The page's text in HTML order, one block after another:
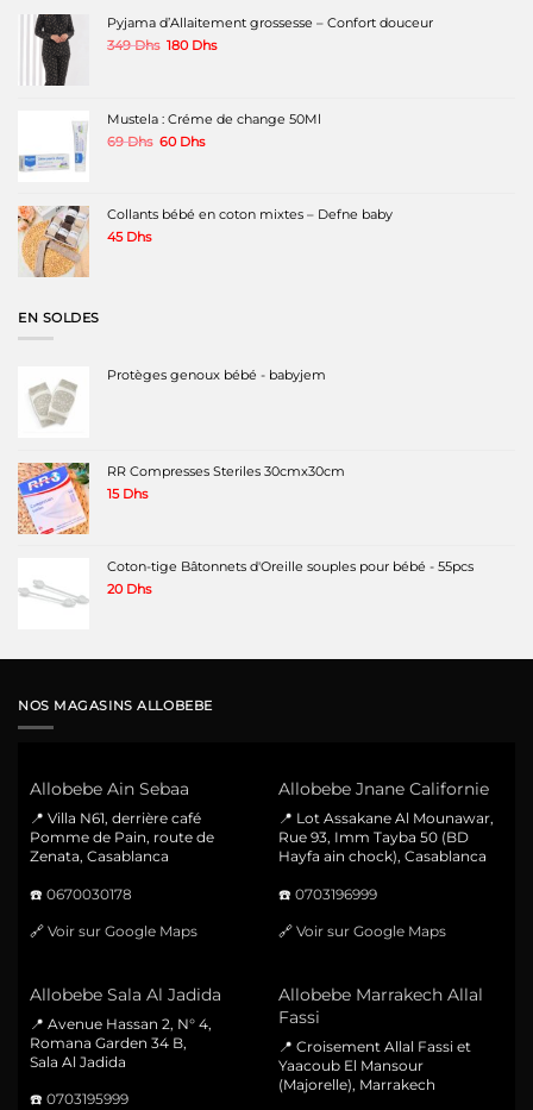
Pyjama d’Allaitement grossesse – Confort douceur
349Dhs Le
349 Dhs.
180 DhsLe
180 Dhs.
Mustela : Créme de change 50Ml
69Dhs Le
69 Dhs.
60 DhsLe
60 Dhs.
Collants bébé en coton mixtes – Defne baby
45 Dhs
EN SOLDES
Protèges genoux bébé - babyjem
RR Compresses Steriles 30cmx30cm
15 Dhs
Coton-tige Bâtonnets d'Oreille souples pour bébé - 55pcs
20 Dhs
NOS MAGASINS ALLOBEBE
Allobebe Ain Sebaa
📍 Villa N61, derrière café
Pomme de Pain, route de
Zenata, Casablanca
☎️ 0670030178
🔗 Voir sur Google Maps
Allobebe Jnane Californie
📍 Lot Assakane Al Mounawar,
Rue 93, Imm Tayba 50 (BD
Hayfa ain chock), Casablanca
☎️ 0703196999
🔗 Voir sur Google Maps
Allobebe Sala Al Jadida
📍 Avenue Hassan 2, N° 4,
Romana Garden 34 B,
Sala Al Jadida
☎️ 0703195999
Allobebe Marrakech Allal
Fassi
📍 Croisement Allal Fassi et
Yaacoub El Mansour
(Majorelle), Marrakech